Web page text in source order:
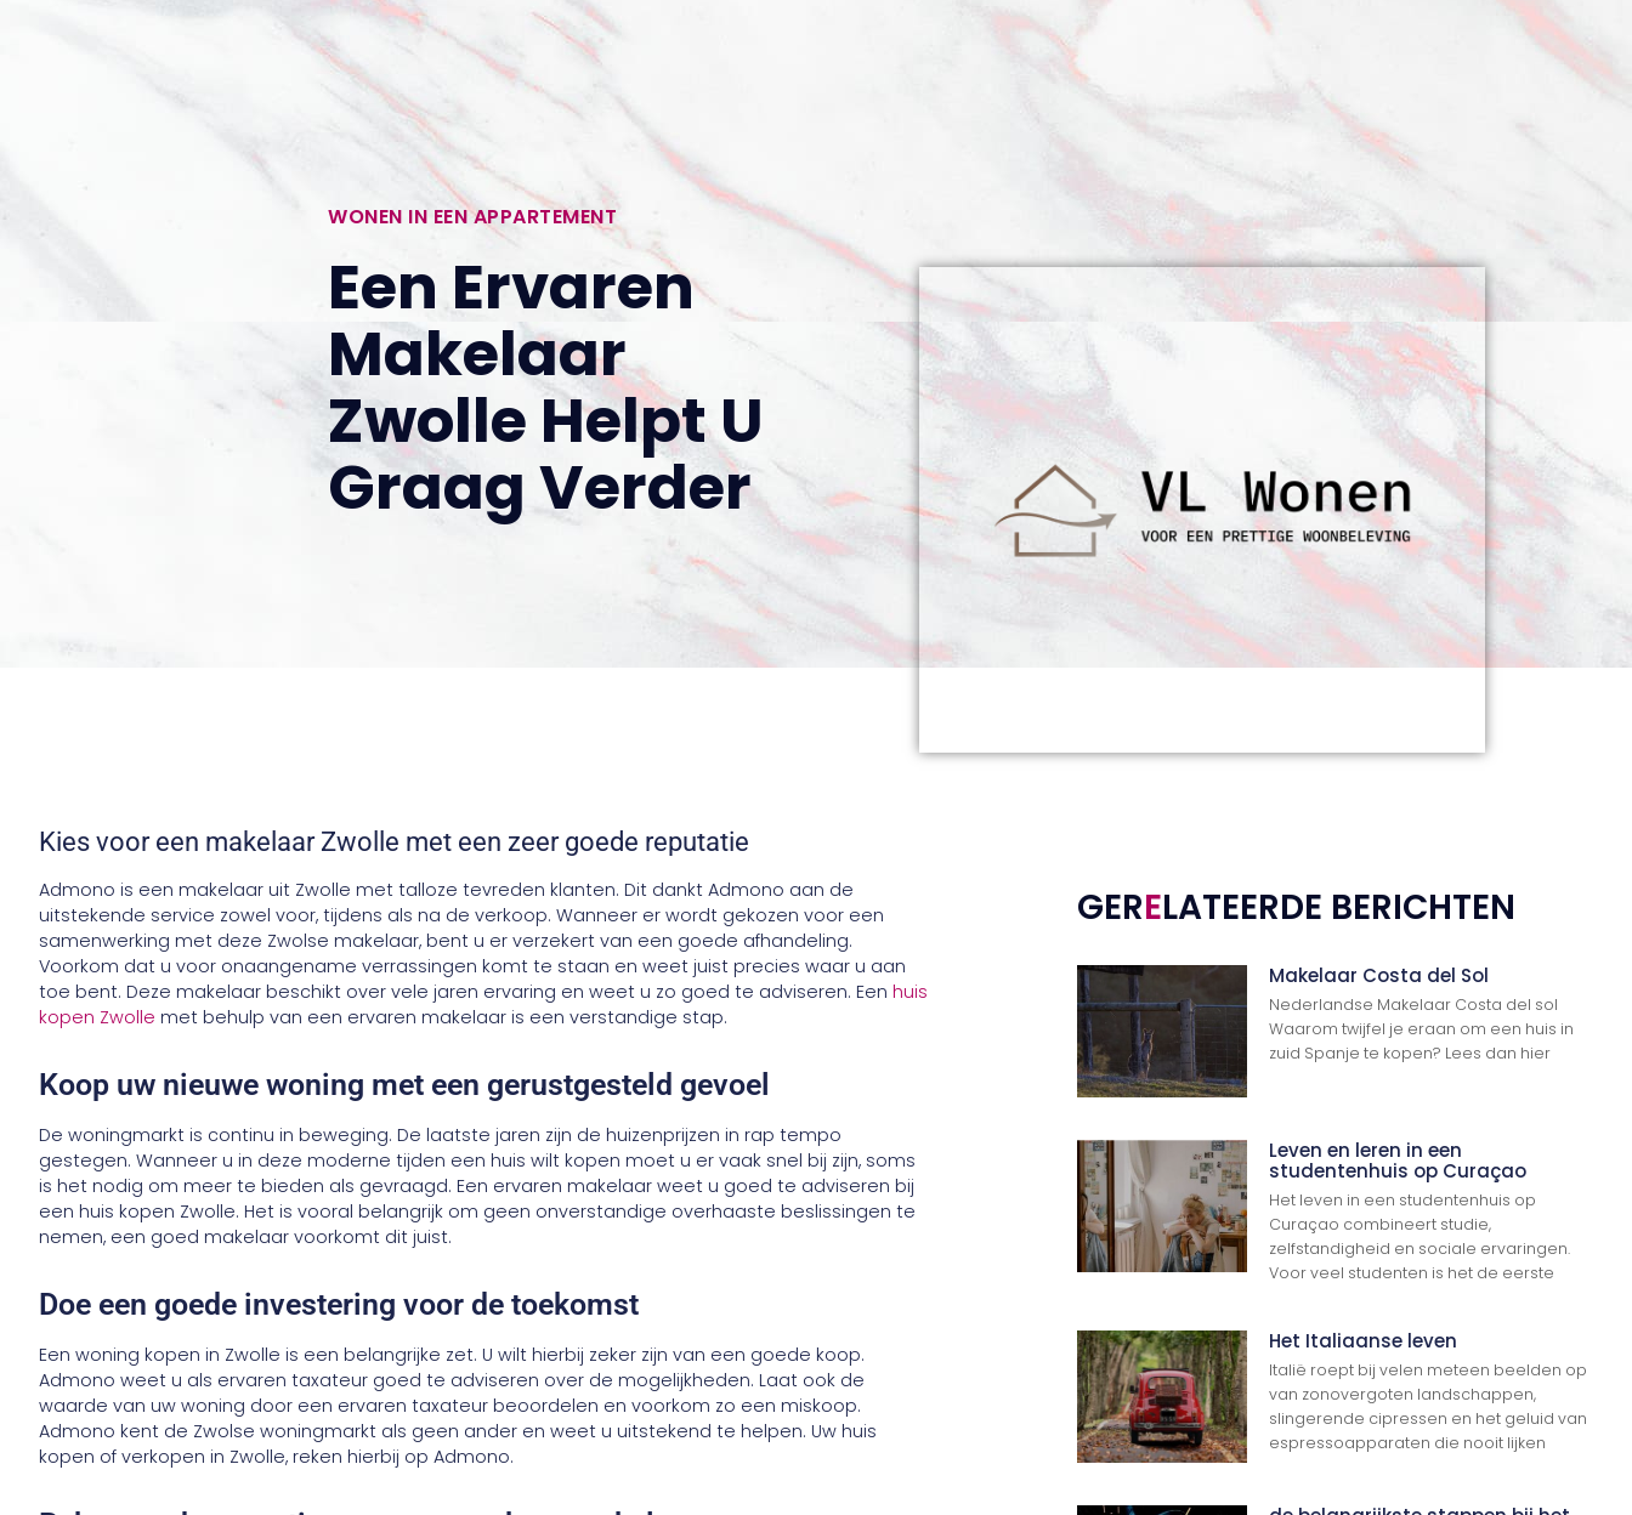
WONEN IN EEN APPARTEMENT
Een Ervaren
Makelaar
Zwolle Helpt U
Graag Verder
Kies voor een makelaar Zwolle met een zeer goede reputatie
Admono is een makelaar uit Zwolle met talloze tevreden klanten. Dit dankt Admono aan de
uitstekende service zowel voor, tijdens als na de verkoop. Wanneer er wordt gekozen voor een
samenwerking met deze Zwolse makelaar, bent u er verzekert van een goede afhandeling.
Voorkom dat u voor onaangename verrassingen komt te staan en weet juist precies waar u aan
toe bent. Deze makelaar beschikt over vele jaren ervaring en weet u zo goed te adviseren. Eenhuis
kopen Zwolle met behulp van een ervaren makelaar is een verstandige stap.
Koop uw nieuwe woning met een gerustgesteld gevoel
De woningmarkt is continu in beweging. De laatste jaren zijn de huizenprijzen in rap tempo
gestegen. Wanneer u in deze moderne tijden een huis wilt kopen moet u er vaak snel bij zijn, soms
is het nodig om meer te bieden als gevraagd. Een ervaren makelaar weet u goed te adviseren bij
een huis kopen Zwolle. Het is vooral belangrijk om geen onverstandige overhaaste beslissingen te
nemen, een goed makelaar voorkomt dit juist.
Doe een goede investering voor de toekomst
Een woning kopen in Zwolle is een belangrijke zet. U wilt hierbij zeker zijn van een goede koop.
Admono weet u als ervaren taxateur goed te adviseren over de mogelijkheden. Laat ook de
waarde van uw woning door een ervaren taxateur beoordelen en voorkom zo een miskoop.
Admono kent de Zwolse woningmarkt als geen ander en weet u uitstekend te helpen. Uw huis
kopen of verkopen in Zwolle, reken hierbij op Admono.
GERELATEERDE BERICHTEN
Makelaar Costa del Sol
Nederlandse Makelaar Costa del sol
Waarom twijfel je eraan om een huis in
zuid Spanje te kopen? Lees dan hier
Leven en leren in een
studentenhuis op Curaçao
Het leven in een studentenhuis op
Curaçao combineert studie,
zelfstandigheid en sociale ervaringen.
Voor veel studenten is het de eerste
Het Italiaanse leven
Italië roept bij velen meteen beelden op
van zonovergoten landschappen,
slingerende cipressen en het geluid van
espressoapparaten die nooit lijken